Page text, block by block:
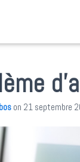
on 21 septembre